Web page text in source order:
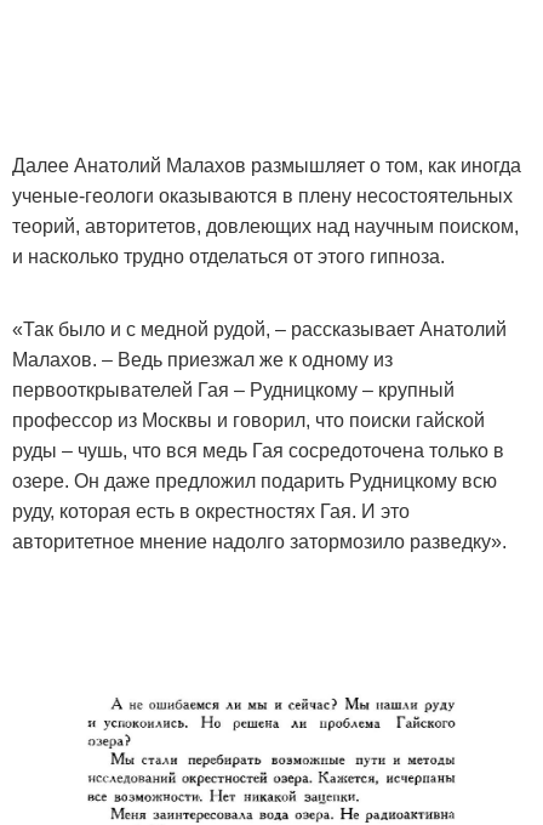
Далее Анатолий Малахов размышляет о том, как иногда
ученые-геологи оказываются в плену несостоятельных
теорий, авторитетов, довлеющих над научным поиском,
и насколько трудно отделаться от этого гипноза.
«Так было и с медной рудой, – рассказывает Анатолий
Малахов. – Ведь приезжал же к одному из
первооткрывателей Гая – Рудницкому – крупный
профессор из Москвы и говорил, что поиски гайской
руды – чушь, что вся медь Гая сосредоточена только в
озере. Он даже предложил подарить Рудницкому всю
руду, которая есть в окрестностях Гая. И это
авторитетное мнение надолго затормозило разведку».